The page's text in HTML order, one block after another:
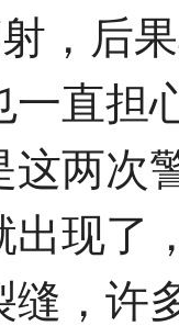
，后
一直担
这两次
出现了
缝，许